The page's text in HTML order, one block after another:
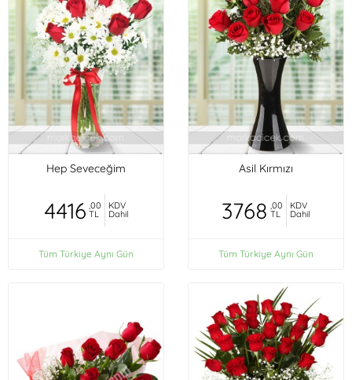
Hep Seveceğim
4416 ,00
TL
KDV
Dahil
Tüm Türkiye Aynı Gün
Asil Kırmızı
3768 ,00
TL
KDV
Dahil
Tüm Türkiye Aynı Gün